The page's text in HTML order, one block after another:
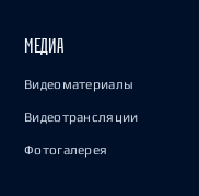
МЕДИА
Видеоматериалы
Видеотрансляции
Фотогалерея